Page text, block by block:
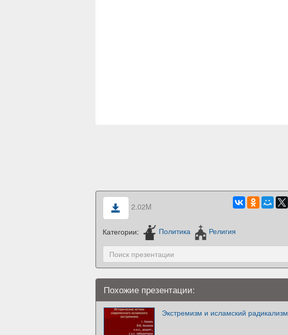
2.02M
Категории: Политика Религия
Похожие презентации:
Экстремизм и исламский радикализм